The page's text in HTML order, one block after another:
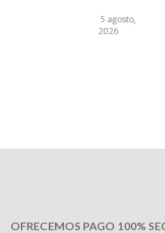
5 agosto,
2026
OFRECEMOS PAGO 100%